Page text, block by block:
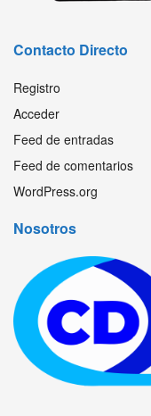
Contacto Directo
Registro
Acceder
Feed de entradas
Feed de comentarios
WordPress.org
Nosotros